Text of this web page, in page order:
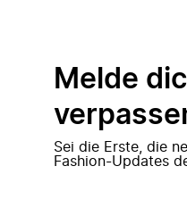
Melde
Sei die Erste, die
Fashion-Updates